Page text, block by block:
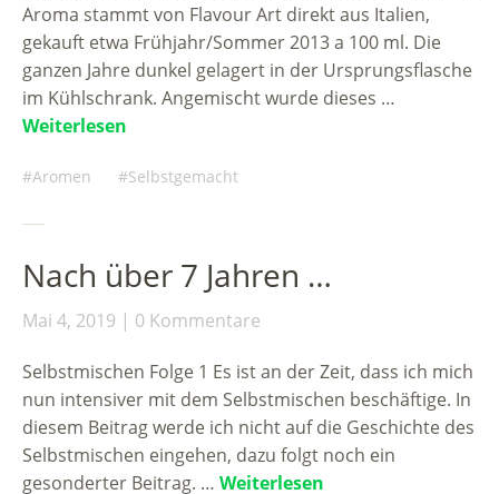
Aroma stammt von Flavour Art direkt aus Italien,
gekauft etwa Frühjahr/Sommer 2013 a 100 ml. Die
ganzen Jahre dunkel gelagert in der Ursprungsflasche
im Kühlschrank. Angemischt wurde dieses …
Weiterlesen
Aromen Selbstgemacht
Nach über 7 Jahren …
Mai 4, 2019 0 Kommentare
Selbstmischen Folge 1 Es ist an der Zeit, dass ich mich
nun intensiver mit dem Selbstmischen beschäftige. In
diesem Beitrag werde ich nicht auf die Geschichte des
Selbstmischen eingehen, dazu folgt noch ein
gesonderter Beitrag. … Weiterlesen